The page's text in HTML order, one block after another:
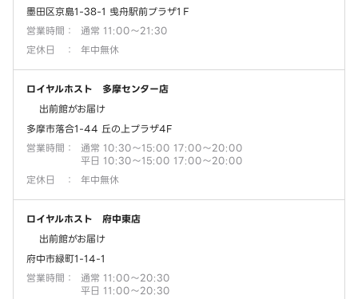
墨田区京島1-38-1 曵舟駅前プラザ1Ｆ
営業時間 ：
通常 11:00～21:30
定休日
： 年中無休
ロイヤルホスト 多摩センター店
出前館がお届け
多摩市落合1-44 丘の上プラザ4F
営業時間 ：
通常 10:30～15:00 17:00～20:00
平日 10:30～15:00 17:00～20:00
定休日
： 年中無休
ロイヤルホスト 府中東店
出前館がお届け
府中市緑町1-14-1
営業時間 ：
通常 11:00～20:30
平日 11:00～20:30